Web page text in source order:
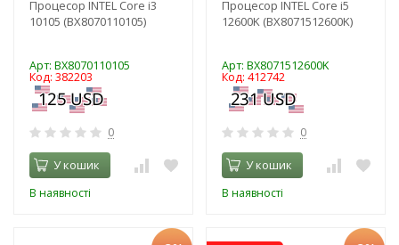
Процесор INTEL Core i3
10105 (BX8070110105)
Арт: BX8070110105
Код: 382203
0
У кошик
В наявності
Процесор INTEL Core i5
12600K (BX8071512600K)
Арт: BX8071512600K
Код: 412742
0
У кошик
В наявності